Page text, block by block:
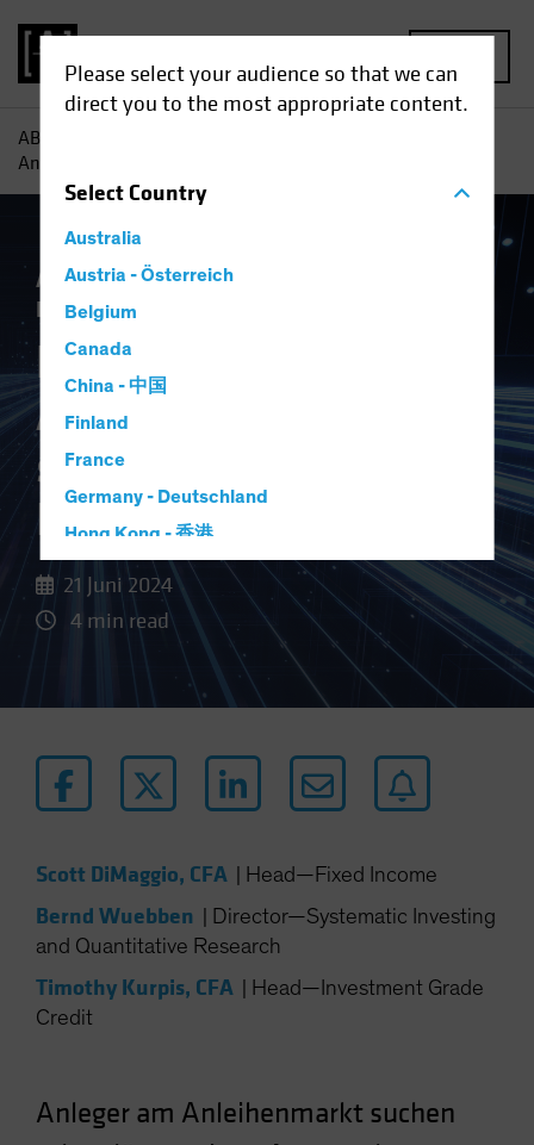
Please select your audience so that we can
direct you to the most appropriate content.
SelectCountry
Australia
Austria - Österreich
Belgium
Canada
China - 中国
Finland
France
Germany - Deutschland
Hong Kong - 香港
Hungary
Luxembourg and Other EMEA
Netherlands
Norway
Poland
Portugal
Singapore
Sweden
AB
Anleiheninvestments: Systematisches Investieren
AB IQ Einkommen
Innovation
Ein neuer Ansatz für
Anleiheninvestment
s: Systematisches
Investieren
21 Juni 2024
4 min read
Scott DiMaggio, CFA Head—Fixed Income
Bernd Wuebben
Director—Systematic Investing
and Quantitative Research
Timothy Kurpis, CFA
Head—Investment Grade
Credit
Anleger am Anleihenmarkt suchen